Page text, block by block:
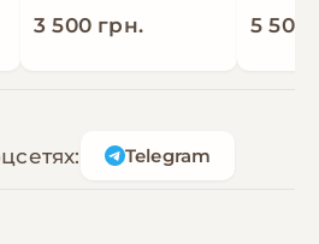
3 500 грн. 5 500
Telegram